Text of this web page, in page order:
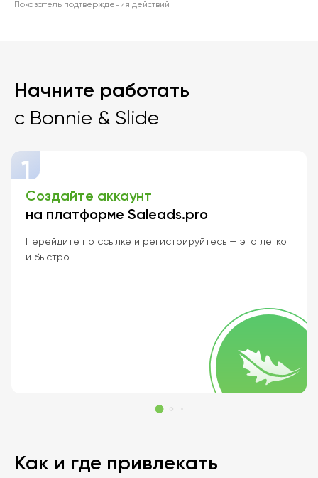
Показатель подтверждения действий
Начните работать
с Bonnie & Slide
1
Создайте аккаунт
на платформе Saleads.pro
Перейдите по ссылке и регистрируйтесь — это легко
и быстро
Как и где привлекать